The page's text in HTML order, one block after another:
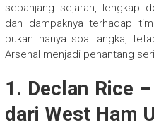
sepanjang sejarah, lengkap
dan dampaknya terhadap
bukan hanya soal angka,
Arsenal menjadi penantang
1. Declan Rice
dari West Ham